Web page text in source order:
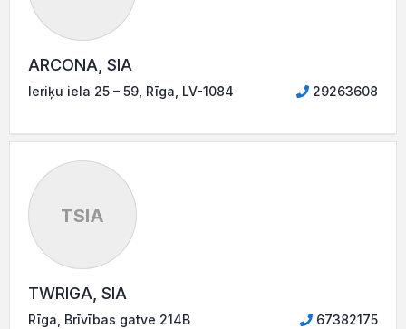
ARCONA, SIA
Ieriķu iela 25 – 59, Rīga, LV-1084 29263608
TSIA
TWRIGA, SIA
Rīga, Brīvības gatve 214B 67382175